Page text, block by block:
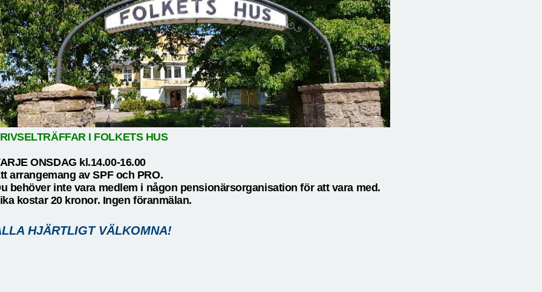
I FOLKETS HUS
ONSDAG kl.14.00-16.00
arrangemang av SPF och PRO.
behöver inte vara medlem i någon pensionärsorganisation för att vara med.
kostar 20 kronor. Ingen föranmälan.
HJÄRTLIGT VÄLKOMNA!